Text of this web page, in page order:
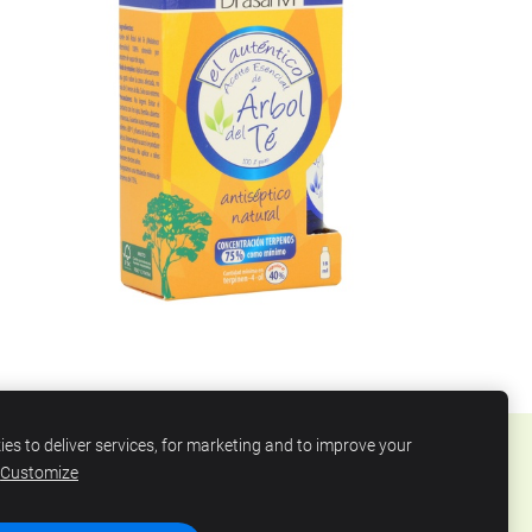
to deliver services, for marketing and to improve your
Customize